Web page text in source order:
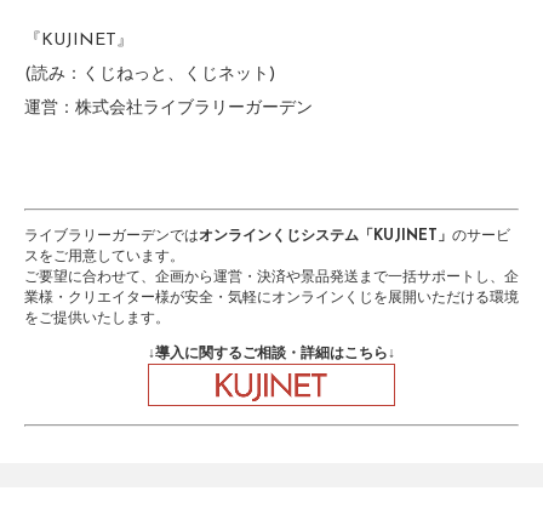
『KUJINET』
(読み：くじねっと、くじネット)
運営：株式会社ライブラリーガーデン
ライブラリーガーデンではオンラインくじシステム「KUJINET」 のサービ
スをご用意しています。
ご要望に合わせて、企画から運営・決済や景品発送まで一括サポートし、企
業様・クリエイター様が安全・気軽にオンラインくじを展開いただける環境
をご提供いたします。
↓導入に関するご相談・詳細はこちら↓